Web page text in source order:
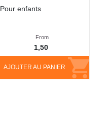
Pour enfants
AJOUTER AU PANIER
From
1,50